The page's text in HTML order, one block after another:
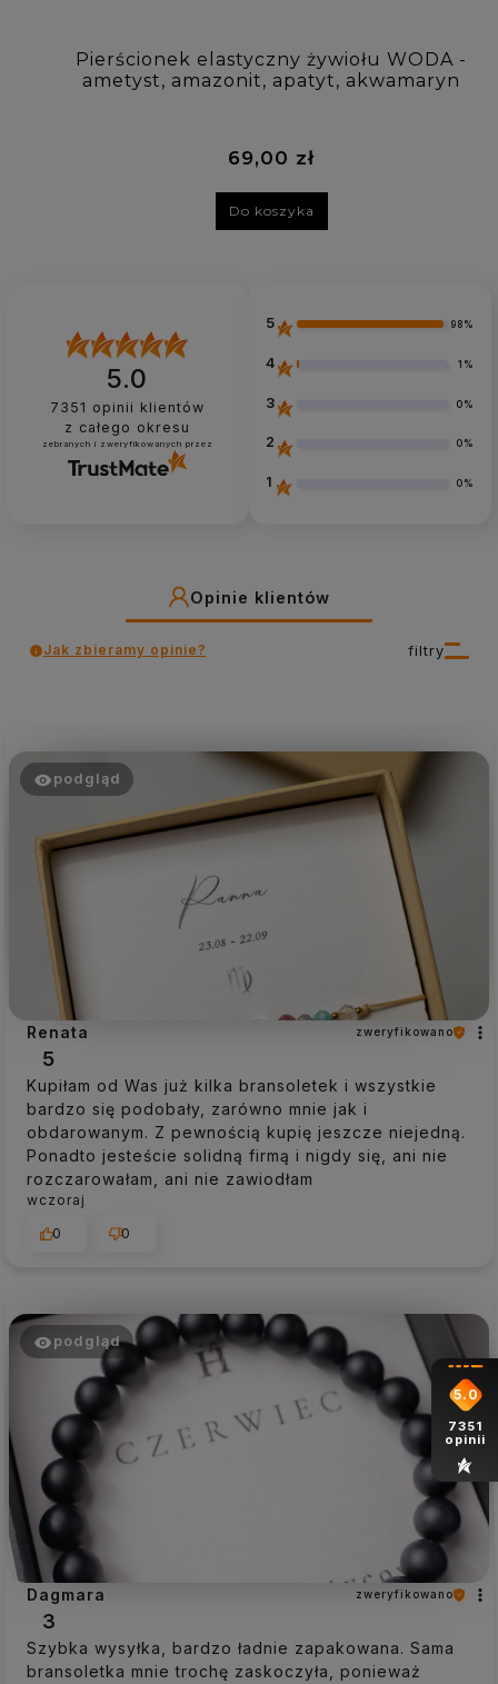
Pierścionek elastyczny żywiołu WODA -
ametyst, amazonit, apatyt, akwamaryn
69,00 zł
Do koszyka
5.0
7351 opinii klientów
z całego okresu
zebranych i zweryfikowanych przez
5 98%
4 1%
3 0%
2 0%
1 0%
Opinie klientów
filtry
Jak zbieramy opinie?
podgląd
Renata zweryfikowano
5
Kupiłam od Was już kilka bransoletek i wszystkie
bardzo się podobały, zarówno mnie jak i
obdarowanym. Z pewnością kupię jeszcze niejedną.
Ponadto jesteście solidną firmą i nigdy się, ani nie
rozczarowałam, ani nie zawiodłam
wczoraj
0
0
podgląd
Dagmara zweryfikowano
3
Szybka wysyłka, bardzo ładnie zapakowana. Sama
bransoletka mnie trochę zaskoczyła, ponieważ
5.0
7351
opinii